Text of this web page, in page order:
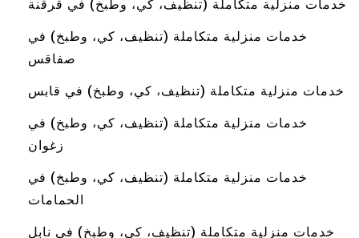
خدمات منزلية متكاملة (تنظيف، كي، وطبخ) في قرقنة
خدمات منزلية متكاملة (تنظيف، كي، وطبخ) في
صفاقس
خدمات منزلية متكاملة (تنظيف، كي، وطبخ) في قابس
خدمات منزلية متكاملة (تنظيف، كي، وطبخ) في
زغوان
خدمات منزلية متكاملة (تنظيف، كي، وطبخ) في
الحمامات
خدمات منزلية متكاملة (تنظيف، كي، وطبخ) في نابل